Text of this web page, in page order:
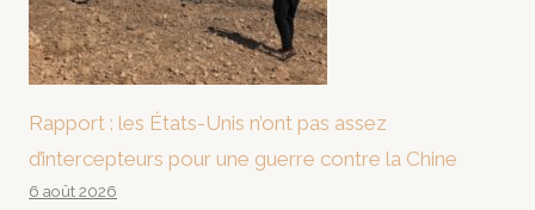
Rapport : les États-Unis n’ont pas assez
d’intercepteurs pour une guerre contre la Chine
6 août 2026